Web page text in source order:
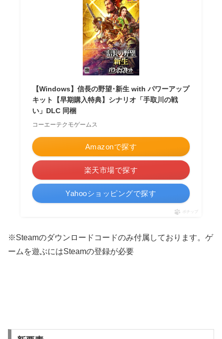
【Windows】信長の野望･新生 with パワーアップ
キット【早期購入特典】シナリオ「手取川の戦
い」DLC 同梱
コーエーテクモゲームス
Amazonで探す
楽天市場で探す
Yahooショッピングで探す
ポチップ
※Steamのダウンロードコードのみ付属しております。ゲ
ームを遊ぶにはSteamの登録が必要